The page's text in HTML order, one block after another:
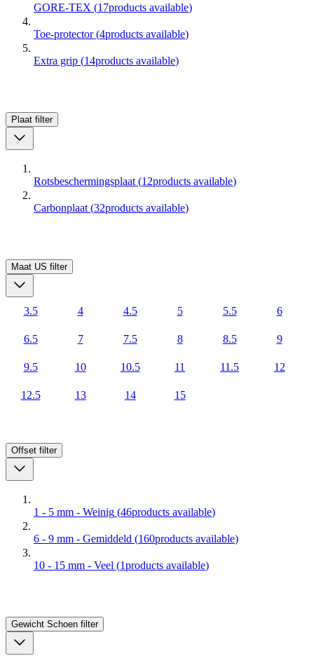
GORE-TEX (17products available)
Toe-protector (4products available)
Extra grip (14products available)
Plaat filter
Rotsbeschermingsplaat (12products available)
Carbonplaat (32products available)
Maat US filter
3.5 4 4.5 5 5.5 6
6.5 7 7.5 8 8.5 9
9.5 10 10.5 11 11.5 12
12.5 13 14 15
Offset filter
1 - 5 mm - Weinig (46products available)
6 - 9 mm - Gemiddeld (160products available)
10 - 15 mm - Veel (1products available)
Gewicht Schoen filter